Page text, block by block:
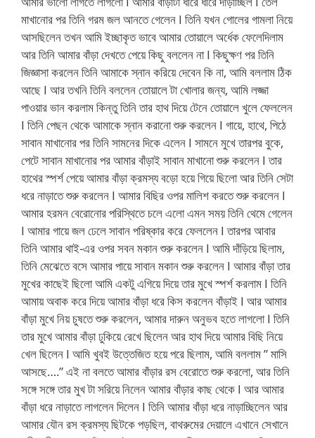
মাখানোর পর তিনি গরম জল আনতে গেলেন I তিনি যখন গোলের গামলা নিয়ে
আসছিলেন তখন আমি ইচ্ছাকৃত ভাবে আমার তোয়ালে অর্ধেক ফেলেদিলাম
আর তিনি আমার বাঁড়া দেখতে পেয়ে কিছু বললেন না I কিছুক্ষণ পর তিনি
জিজ্ঞাসা করলেন তিনি আমাকে স্নান করিয়ে দেবেন কি না, আমি বললাম ঠিক
আছে I আর তখনি তিনি বললেন তোয়ালে টা খোলার জন্য, আমি লজ্জা
পাওয়ার ভান করলাম কিন্তু তিনি তার হাথ দিয়ে টেনে তোয়ালে খুলে ফেললেন
I তিনি পেছন থেকে আমাকে স্নান করানো শুরু করলেন I গায়ে, হাথে, পিঠে
সাবান মাখানোর পর তিনি সামনের দিকে এলেন I সামনে মুখে তারপর বুকে,
পেটে সাবান মাখানোর পর আমার বাঁড়াই সাবান মাখানো শুরু করলেন I তার
হাথের স্পর্শ পেয়ে আমার বাঁড়া ক্রমস্য বড়ো হয়ে গিয়ে ছিলো আর তিনি সেটা
ধরে নাড়াতে শুরু করলেন I আমার বিছির ওপর মালিশ করতে শুরু করলেন I
আমার হরমন বেরোনোর পরিস্থিতে চলে এলো এমন সময় তিনি থেমে গেলেন
I আমার গায়ে জল ঢেলে সাবান পরিষ্কার করে ফেললেন I তারপর আবার
তিনি আমার থাই-এর ওপর সবন মকান শুরু করলেন I আমি দাঁড়িয়ে ছিলাম,
তিনি মেঝেতে বসে আমার পায়ে সাবান মকান শুরু করলেন I আমার বাঁড়া তার
মুখের কাছেই ছিলো আমি একটু এগিয়ে দিয়ে তার মুখে স্পর্শ করলাম I তিনি
আমায় অবাক করে দিয়ে আমার বাঁড়া ধরে কিস করলেন বাঁড়াই I আর আমার
বাঁড়া মুখে নিয় চুষতে শুরু করলেন, আমার দারুন অনুভব হতে লাগলো I তিনি
তার মুখে আমার বাঁড়া ঢুকিয়ে রেখে ছিলেন আর হাথ দিয়ে আমার বিছি নিয়ে
খেল ছিলেন I আমি খুবই উত্তেজিত হয়ে পরে ছিলাম, আমি বললাম ” মাসি
আসছে….” এই না বলতে আমার বাঁড়ার রস বেরোতে শুরু করলো, আর তিনি
সঙ্গে সঙ্গে তার মুখ টা সরিয়ে নিলেন আমার বাঁড়ার কাছ থেকে I আর আমার
বাঁড়া ধরে নাড়াতে লাগলেন দিলেন I তিনি আমার বাঁড়া ধরে নাড়াচ্ছিলেন আর
আমার যৌন রস ক্রমস্য ছিটকে পড়ছিল, বাথরুমের দেয়ালে এখানে সেখানে